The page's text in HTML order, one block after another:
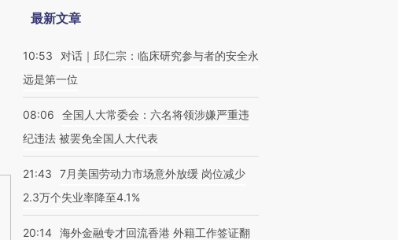
最新文章
10:53
对话｜邱仁宗：临床研究参与者的安全永
远是第一位
08:06
全国人大常委会：六名将领涉嫌严重违
纪违法 被罢免全国人大代表
21:43
7月美国劳动力市场意外放缓 岗位减少
2.3万个失业率降至4.1%
20:14 海外金融专才回流香港 外籍工作签证翻